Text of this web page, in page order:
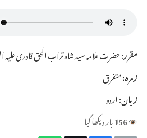
مقرر:حضرت علامہ سید شاہ تراب الحق قادری علیہ
زمرہ:متفرق
زبان:اردو
156بار دیکھا گیا